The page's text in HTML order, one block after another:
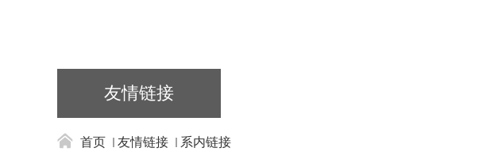
友情链接
首页 友情链接 系内链接